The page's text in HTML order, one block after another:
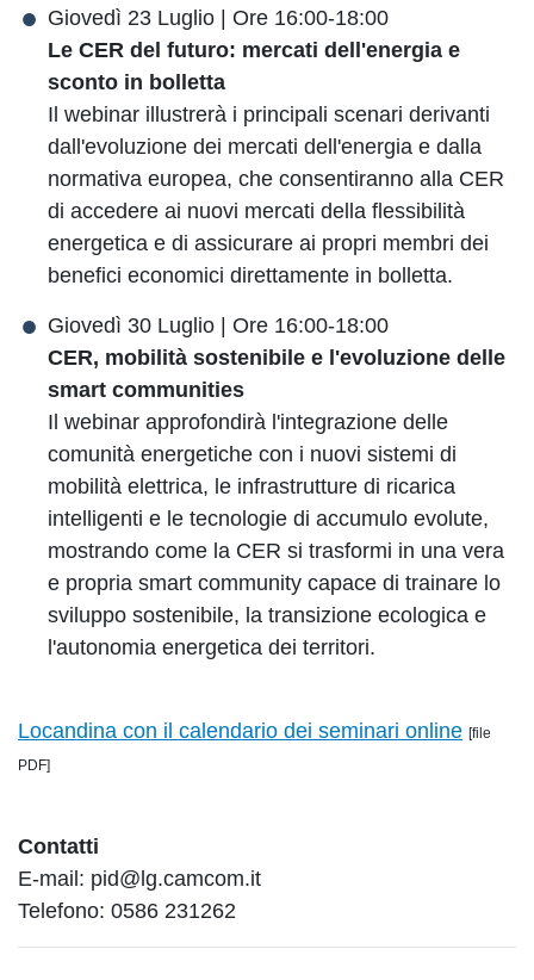
Giovedì 23 Luglio | Ore 16:00-18:00
Le CER del futuro: mercati dell'energia e
sconto in bolletta
Il webinar illustrerà i principali scenari derivanti
dall'evoluzione dei mercati dell'energia e dalla
normativa europea, che consentiranno alla CER
di accedere ai nuovi mercati della flessibilità
energetica e di assicurare ai propri membri dei
benefici economici direttamente in bolletta.
Giovedì 30 Luglio | Ore 16:00-18:00
CER, mobilità sostenibile e l'evoluzione delle
smart communities
Il webinar approfondirà l'integrazione delle
comunità energetiche con i nuovi sistemi di
mobilità elettrica, le infrastrutture di ricarica
intelligenti e le tecnologie di accumulo evolute,
mostrando come la CER si trasformi in una vera
e propria smart community capace di trainare lo
sviluppo sostenibile, la transizione ecologica e
l'autonomia energetica dei territori.
Locandina con il calendario dei seminari online [file
PDF]
Contatti
E-mail: pid@lg.camcom.it
Telefono: 0586 231262